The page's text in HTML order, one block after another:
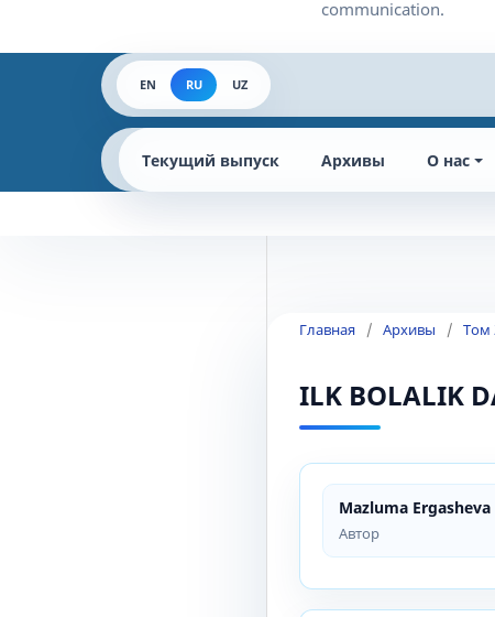
EN RU UZ
Текущий выпуск Архивы О нас
Главная / Архивы / Том
ILK BOLALIK
Mazluma Ergasheva
Автор